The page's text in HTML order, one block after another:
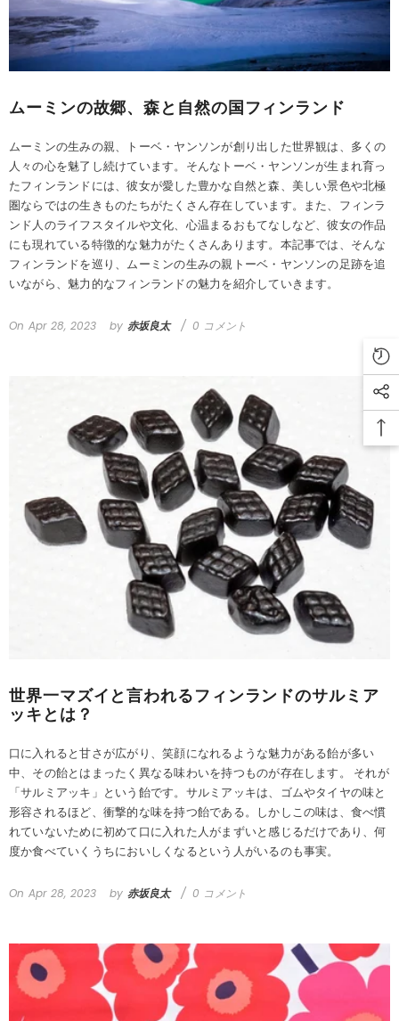
ムーミンの故郷、森と自然の国フィンランド
ムーミンの生みの親、トーベ・ヤンソンが創り出した世界観は、多くの
人々の心を魅了し続けています。そんなトーベ・ヤンソンが生まれ育っ
たフィンランドには、彼女が愛した豊かな自然と森、美しい景色や北極
圏ならではの生きものたちがたくさん存在しています。また、フィンラ
ンド人のライフスタイルや文化、心温まるおもてなしなど、彼女の作品
にも現れている特徴的な魅力がたくさんあります。本記事では、そんな
フィンランドを巡り、ムーミンの生みの親トーベ・ヤンソンの足跡を追
いながら、魅力的なフィンランドの魅力を紹介していきます。
On Apr 28, 2023 by 赤坂良太 0 コメント
世界一マズイと言われるフィンランドのサルミア
ッキとは？
口に入れると甘さが広がり、笑顔になれるような魅力がある飴が多い
中、その飴とはまったく異なる味わいを持つものが存在します。 それが
「サルミアッキ」という飴です。サルミアッキは、ゴムやタイヤの味と
形容されるほど、衝撃的な味を持つ飴である。しかしこの味は、食べ慣
れていないために初めて口に入れた人がまずいと感じるだけであり、何
度か食べていくうちにおいしくなるという人がいるのも事実。
On Apr 28, 2023 by 赤坂良太 0 コメント